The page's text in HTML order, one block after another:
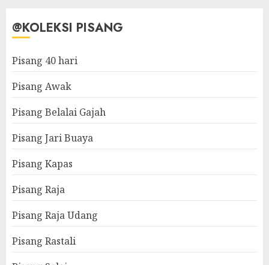
@KOLEKSI PISANG
Pisang 40 hari
Pisang Awak
Pisang Belalai Gajah
Pisang Jari Buaya
Pisang Kapas
Pisang Raja
Pisang Raja Udang
Pisang Rastali